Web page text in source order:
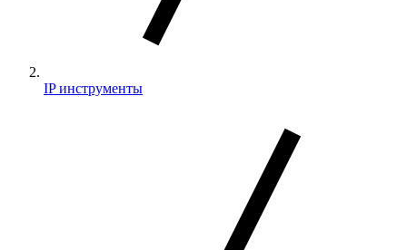
IP инструменты